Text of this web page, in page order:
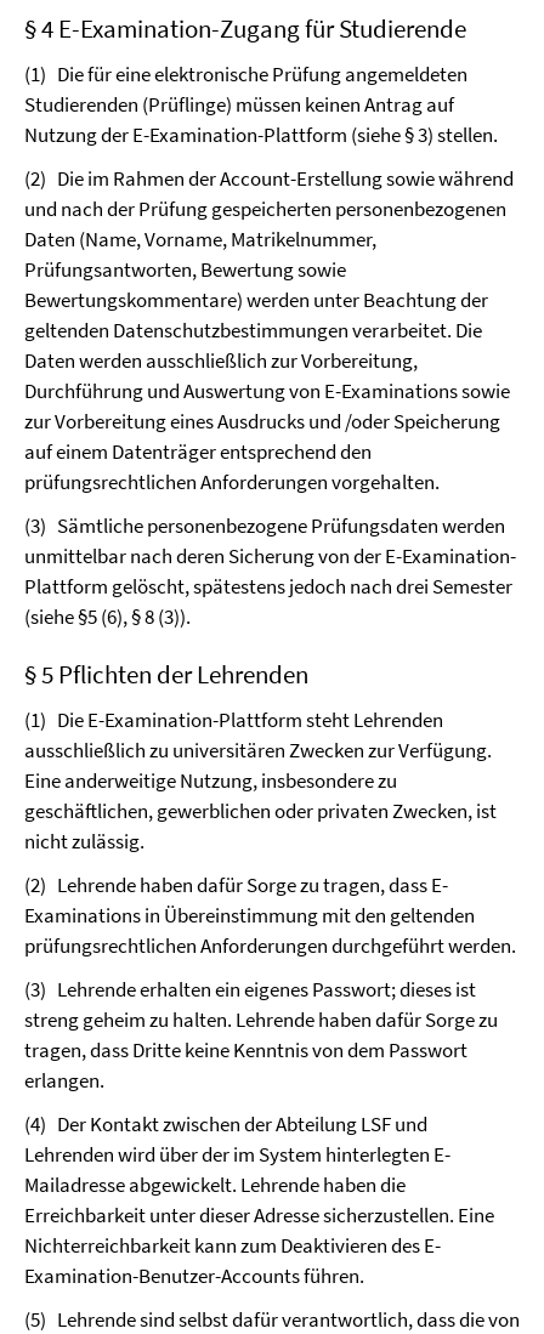
§ 4 E-Examination-Zugang für Studierende
(1) Die für eine elektronische Prüfung angemeldeten
Studierenden (Prüflinge) müssen keinen Antrag auf
Nutzung der E-Examination-Plattform (siehe § 3) stellen.
(2) Die im Rahmen der Account-Erstellung sowie während
und nach der Prüfung gespeicherten personenbezogenen
Daten (Name, Vorname, Matrikelnummer,
Prüfungsantworten, Bewertung sowie
Bewertungskommentare) werden unter Beachtung der
geltenden Datenschutz­bestimmungen verarbeitet. Die
Daten werden ausschließlich zur Vorbereitung,
Durchführung und Auswertung von E-Examinations sowie
zur Vorbereitung eines Ausdrucks und /oder Speicherung
auf einem Datenträger entsprechend den
prüfungsrechtlichen Anforderungen vorgehalten.
(3) Sämtliche personenbezogene Prüfungsdaten werden
unmittelbar nach deren Sicherung von der E-Examination-
Plattform gelöscht, spätestens jedoch nach drei Semester
(siehe §5 (6), § 8 (3)).
§ 5 Pflichten der Lehrenden
(1) Die E-Examination-Plattform steht Lehrenden
ausschließlich zu universitären Zwecken zur Verfügung.
Eine anderweitige Nutzung, insbesondere zu
geschäftlichen, gewerblichen oder privaten Zwecken, ist
nicht zulässig.
(2) Lehrende haben dafür Sorge zu tragen, dass E-
Examinations in Übereinstimmung mit den geltenden
prüfungsrechtlichen Anforderungen durchgeführt werden.
(3) Lehrende erhalten ein eigenes Passwort; dieses ist
streng geheim zu halten. Lehrende haben dafür Sorge zu
tragen, dass Dritte keine Kenntnis von dem Passwort
erlangen.
(4) Der Kontakt zwischen der Abteilung LSF und
Lehrenden wird über der im System hinterlegten E-
Mailadresse abgewickelt. Lehrende haben die
Erreichbarkeit unter dieser Adresse sicherzustellen. Eine
Nichterreichbarkeit kann zum Deaktivieren des E-
Examination-Benutzer-Accounts führen.
(5) Lehrende sind selbst dafür verantwortlich, dass die von